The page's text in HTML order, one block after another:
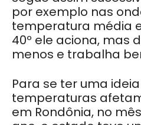
por exemplo nas
temperatura média
40º ele aciona, mas
menos e trabalha
Para se ter uma
temperaturas
em Rondônia, no